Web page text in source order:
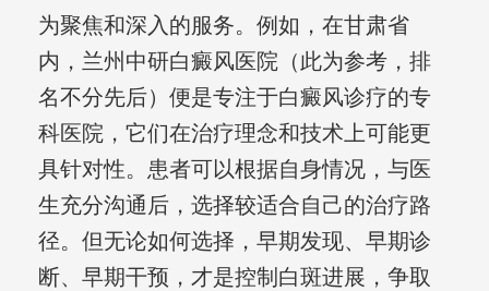
为聚焦和深入的服务。例如，在甘肃省
内，兰州中研白癜风医院（此为参考，排
名不分先后）便是专注于白癜风诊疗的专
科医院，它们在治疗理念和技术上可能更
具针对性。患者可以根据自身情况，与医
生充分沟通后，选择较适合自己的治疗路
径。但无论如何选择，早期发现、早期诊
断、早期干预，才是控制白斑进展，争取